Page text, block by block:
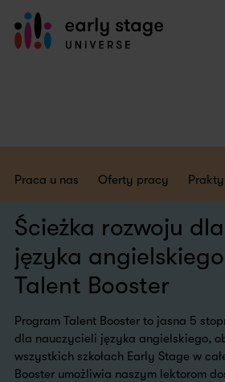
Praca u nas Oferty pracy
Ścieżka rozwoju
języka
Talent Booster
Program Talent Booster to jasna 5
dla nauczycieli języka angielskiego,
wszystkich szkołach Early Stage w
Booster umożliwia naszym lektorom